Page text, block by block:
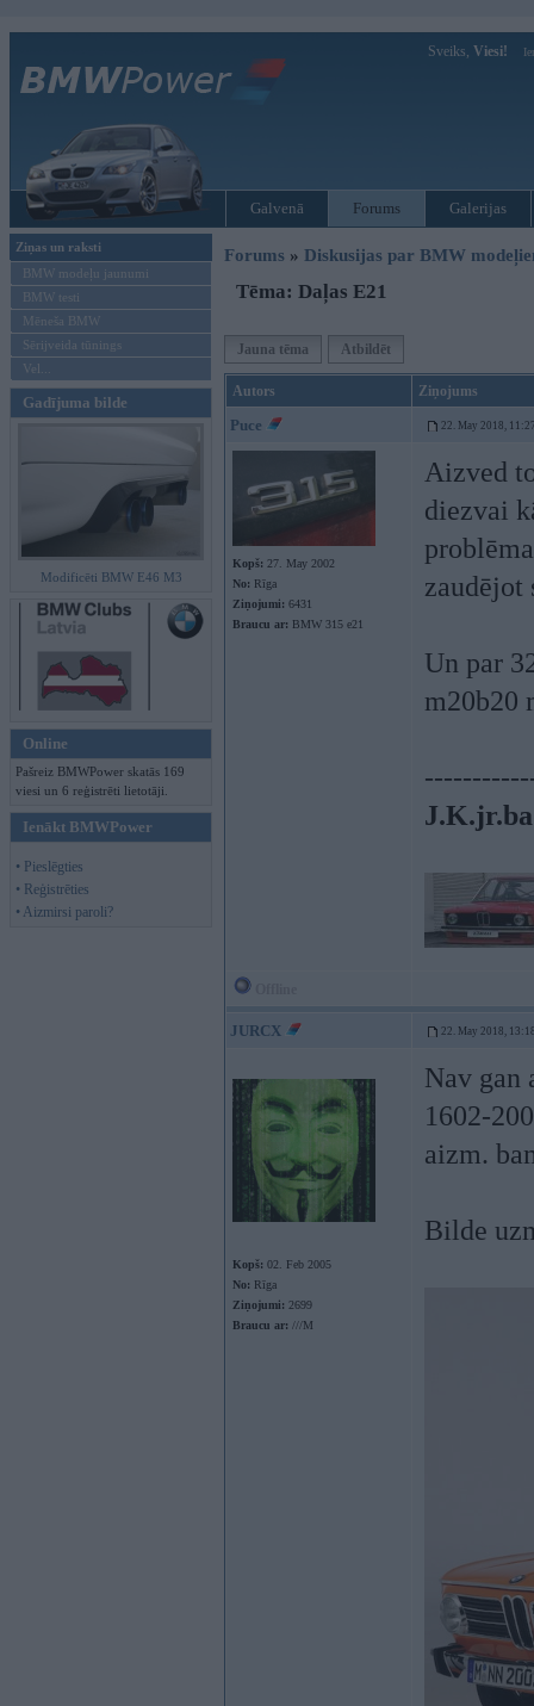
Sveiks, Viesi!
Galvenā Forums Galerijas
Ziņas un raksti
BMW modeļu jaunumi
BMW testi
Mēneša BMW
Sērijveida tūnings
Vel...
Gadījuma bilde
Modificēti BMW E46 M3
Online
Pašreiz BMWPower skatās 169
viesi un 6 reģistrēti lietotāji.
Ienākt BMWPower
• Pieslēgties
• Reģistrēties
• Aizmirsi paroli?
Forums » Diskusijas par BMW
Tēma: Daļas E21
Jauna tēma Atbildēt
Autors Ziņojums
Puce 22. May 2018,
Kopš: 27. May 2002
No: Rīga
Ziņojumi: 6431
Braucu ar: BMW 315 e21
Aizved
diezvai
zaudējot
Un par
m20b20
JURCX 22. May 2018,
Kopš: 02. Feb 2005
No: Rīga
Ziņojumi: 2699
Braucu ar: ///M
Nav gan
1602-
aizm.
Bilde